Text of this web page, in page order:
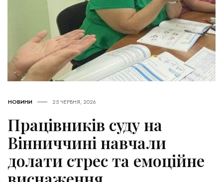
НОВИНИ 25 ЧЕРВНЯ, 2026
Працівників суду на
Вінниччині навчали
долати стрес та емоційне